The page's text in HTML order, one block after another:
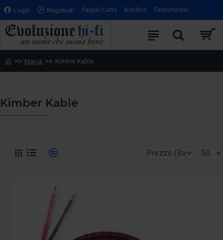
Login Registrati Paypal/Carte Bonifico Findomestic
Marca Kimber Kable
Kimber Kable